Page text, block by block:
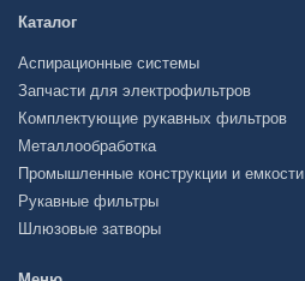
Каталог
Аспирационные системы
Запчасти для электрофильтров
Комплектующие рукавных фильтров
Металлообработка
Промышленные конструкции и емкости
Рукавные фильтры
Шлюзовые затворы